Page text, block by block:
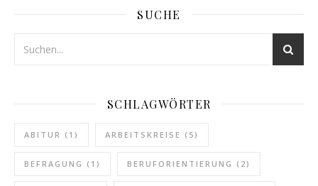
SUCHE
SCHLAGWÖRTER
ABITUR (1) ARBEITSKREISE (5)
BEFRAGUNG (1) BERUFORIENTIERUNG (2)